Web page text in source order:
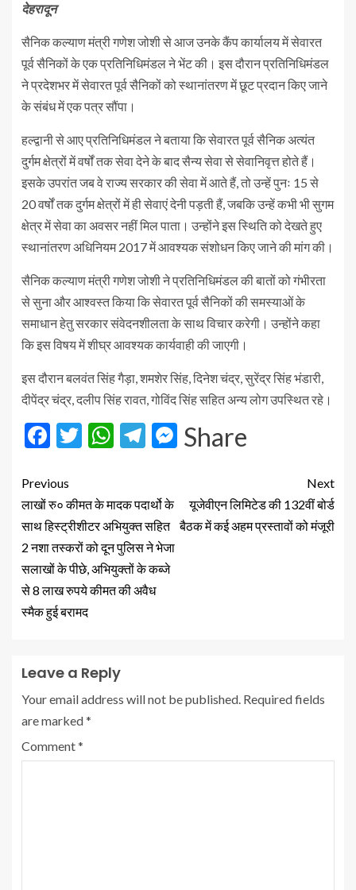
देहरादून
सैनिक कल्याण मंत्री गणेश जोशी से आज उनके कैंप कार्यालय में सेवारत
पूर्व सैनिकों के एक प्रतिनिधिमंडल ने भेंट की। इस दौरान प्रतिनिधिमंडल
ने प्रदेशभर में सेवारत पूर्व सैनिकों को स्थानांतरण में छूट प्रदान किए जाने
के संबंध में एक पत्र सौंपा।
हल्द्वानी से आए प्रतिनिधिमंडल ने बताया कि सेवारत पूर्व सैनिक अत्यंत
दुर्गम क्षेत्रों में वर्षों तक सेवा देने के बाद सैन्य सेवा से सेवानिवृत्त होते हैं।
इसके उपरांत जब वे राज्य सरकार की सेवा में आते हैं, तो उन्हें पुनः 15 से
20 वर्षों तक दुर्गम क्षेत्रों में ही सेवाएं देनी पड़ती हैं, जबकि उन्हें कभी भी सुगम
क्षेत्र में सेवा का अवसर नहीं मिल पाता। उन्होंने इस स्थिति को देखते हुए
स्थानांतरण अधिनियम 2017 में आवश्यक संशोधन किए जाने की मांग की।
सैनिक कल्याण मंत्री गणेश जोशी ने प्रतिनिधिमंडल की बातों को गंभीरता
से सुना और आश्वस्त किया कि सेवारत पूर्व सैनिकों की समस्याओं के
समाधान हेतु सरकार संवेदनशीलता के साथ विचार करेगी। उन्होंने कहा
कि इस विषय में शीघ्र आवश्यक कार्यवाही की जाएगी।
इस दौरान बलवंत सिंह गैड़ा, शमशेर सिंह, दिनेश चंद्र, सुरेंद्र सिंह भंडारी,
दीपेंद्र चंद्र, दलीप सिंह रावत, गोविंद सिंह सहित अन्य लोग उपस्थित रहे।
Facebook
Twitter
WhatsApp
Telegram
Messenger
Share
Previous
लाखों रु० कीमत के मादक पदार्थो के
साथ हिस्ट्रीशीटर अभियुक्त सहित
2 नशा तस्करों को दून पुलिस ने भेजा
सलाखों के पीछे, अभियुक्तों के कब्जे
से 8 लाख रुपये कीमत की अवैध
स्मैक हुई बरामद
Next
यूजेवीएन लिमिटेड की 132वीं बोर्ड
बैठक में कई अहम प्रस्तावों को मंजूरी
Leave a Reply
Your email address will not be published. Required fields
are marked*
Comment*